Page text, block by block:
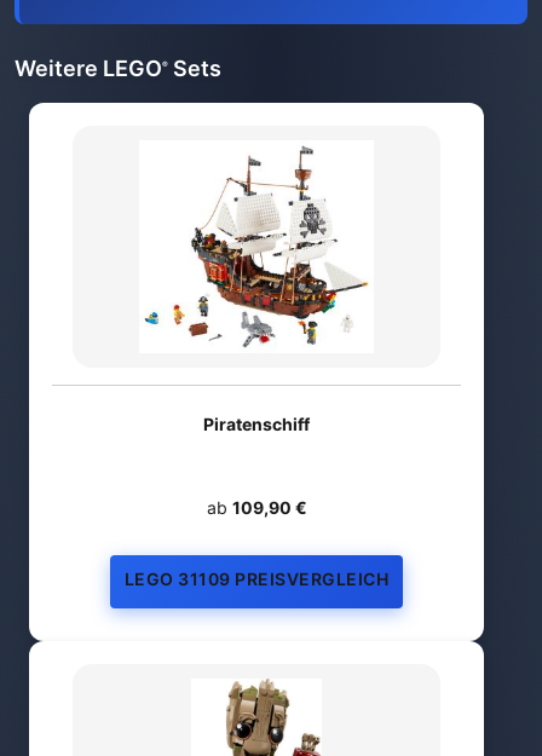
Weitere LEGO® Sets
Piratenschiff
ab 109,90 €
LEGO 31109 PREISVERGLEICH